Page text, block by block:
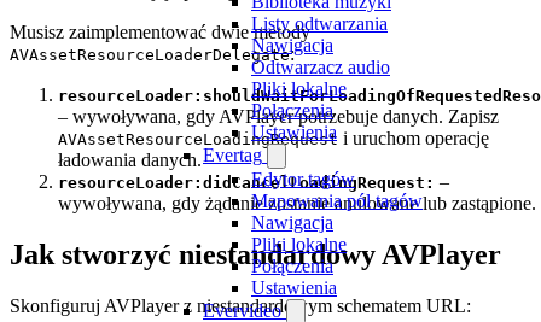
Listy odtwarzania
Nawigacja
Odtwarzacz audio
Pliki lokalne
Połączenia
Ustawienia
Evertag
Edytor tagów
Mapowania pól tagów
Nawigacja
Pliki lokalne
Połączenia
Ustawienia
Evervideo
Musisz zaimplementować dwie metody
AVAssetResourceLoaderDelegate:
– wywoływana, gdy AVPlayer potrzebuje danych. Zapisz
AVAssetResourceLoadingRequest i uruchom operację
ładowania danych.
resourceLoader:didCancelLoadingRequest: –
wywoływana, gdy żądanie zostanie anulowane lub zastąpione.
Jak stworzyć niestandardowy AVPlayer
Skonfiguruj AVPlayer z niestandardowym schematem URL: